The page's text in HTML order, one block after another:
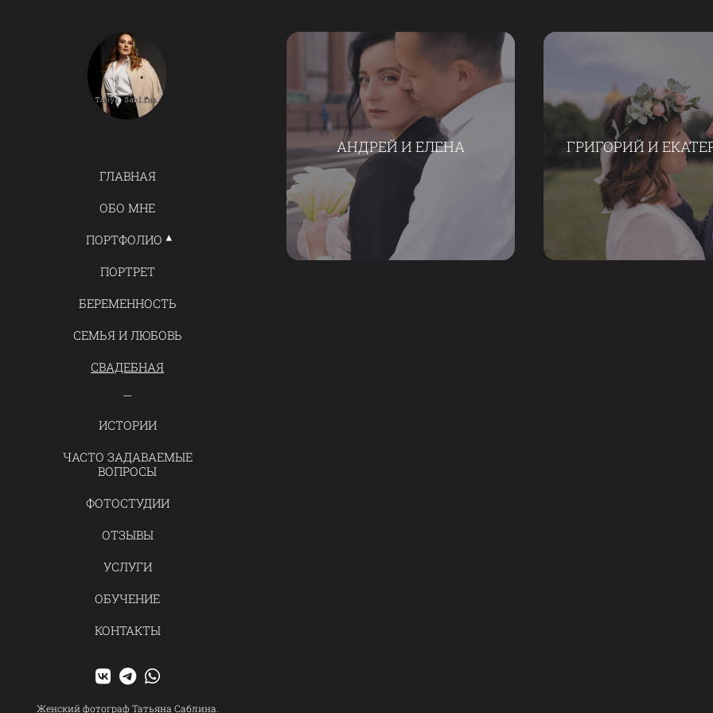
ГЛАВНАЯ
ОБО МНЕ
ПОРТФОЛИО
ПОРТРЕТ
БЕРЕМЕННОСТЬ
СЕМЬЯ И ЛЮБОВЬ
СВАДЕБНАЯ
ИСТОРИИ
ЧАСТО ЗАДАВАЕМЫЕ
ВОПРОСЫ
ФОТОСТУДИИ
ОТЗЫВЫ
УСЛУГИ
ОБУЧЕНИЕ
КОНТАКТЫ
Женский фотограф Татьяна Саблина.
АНДРЕЙ И ЕЛЕНА ГРИГОРИЙ И